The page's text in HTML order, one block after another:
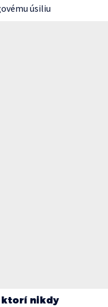
úsiliu
ktorí nikdy